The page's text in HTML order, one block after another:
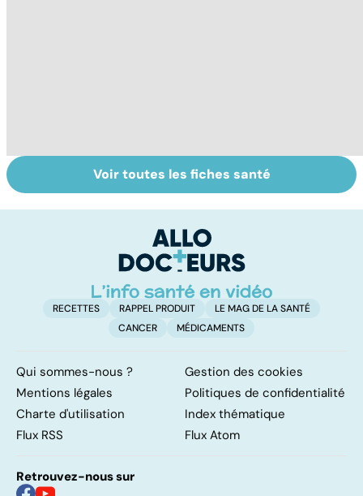
L'andropause, la
ménopause des
Incontinence
urinaire : les
Voir toutes les fiches santé
RECETTES RAPPEL PRODUIT
LE MAG DE LA SANTÉ
CANCER
MÉDICAMENTS
Qui sommes-nous ?
Gestion des cookies
Mentions légales
Politiques de confidentialité
Charte d'utilisation
Index thématique
Flux RSS
Flux Atom
Retrouvez-nous sur